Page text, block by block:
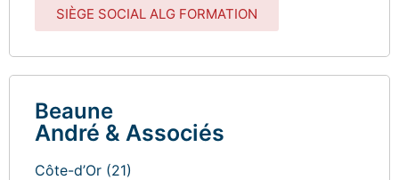
SIÈGE SOCIAL ALG FORMATION
Beaune
André & Associés
Côte-d’Or (21)